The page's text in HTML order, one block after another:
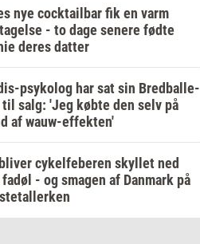
nye cocktailbar fik en varm
- to dage senere fødte
deres datter
psykolog har sat sin Bredballe-
salg: 'Jeg købte den selv på
af wauw-effekten'
cykelfeberen skyllet ned
fadøl - og smagen af Danmark på